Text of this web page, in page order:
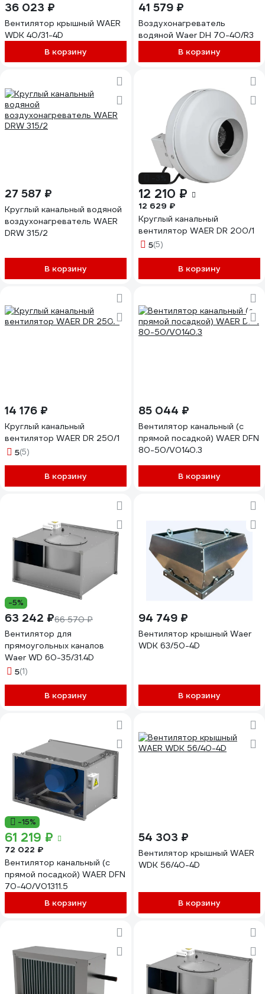
36 023 ₽
Вентилятор крышный WAER
WDK 40/31-4D
В корзину
41 579 ₽
Воздухонагреватель
водяной Waer DH 70-40/R3
В корзину
27 587 ₽
Круглый канальный водяной
воздухонагреватель WAER
DRW 315/2
В корзину
12 210 ₽
12 629 ₽
Круглый канальный
вентилятор WAER DR 200/1
5(5)
В корзину
14 176 ₽
Круглый канальный
вентилятор WAER DR 250/1
5(5)
В корзину
85 044 ₽
Вентилятор канальный (с
прямой посадкой) WAER DFN
80-50/V0140.3
В корзину
-5%
63 242 ₽66 570 ₽
Вентилятор для
прямоугольных каналов
Waer WD 60-35/31.4D
5(1)
В корзину
94 749 ₽
Вентилятор крышный Waer
WDK 63/50-4D
В корзину
-15%
61 219 ₽
72 022 ₽
Вентилятор канальный (с
прямой посадкой) WAER DFN
70-40/V01311.5
В корзину
54 303 ₽
Вентилятор крышный WAER
WDK 56/40-4D
В корзину